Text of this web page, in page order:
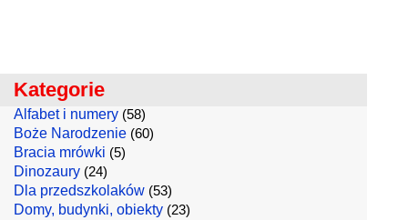
Kategorie
Alfabet i numery (58)
Boże Narodzenie (60)
Bracia mrówki (5)
Dinozaury (24)
Dla przedszkolaków (53)
Domy, budynki, obiekty (23)